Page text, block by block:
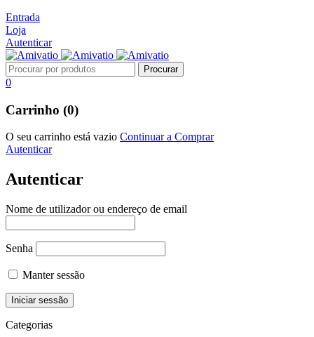
Entrada
Loja
Autenticar
0
Carrinho (0)
O seu carrinho está vazio Continuar a Comprar
Autenticar
Autenticar
Nome de utilizador ou endereço de email
Senha
Manter sessão
Categorias